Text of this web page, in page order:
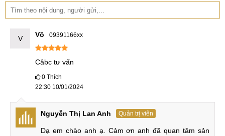
5
Lenovo Xiaoxin Pad Pro
Lenovo Xiaoxin Pad Pro 2022 ra mắt
Xiaoxin Pad Pro 2022 được Lenovo trình làng tại thị trường
quê nhà vào năm 2022. Máy tính bảng này có nhiều trqang
bị nổi bật đáng chú ý. Điểm nổi bật nhất của chiếc máy tính
bảng của nhà Lenovo là màn hình 2K và hiệu năng của máy.
Màn hình lớn 2K
V Võ 09391166xx
Câbc tư vấn
0 Thích
22:30 10/01/2024
Nguyễn Thị Lan Anh Quản trị viên
Dạ em chào anh ạ. Cảm ơn anh đã quan tâm sản